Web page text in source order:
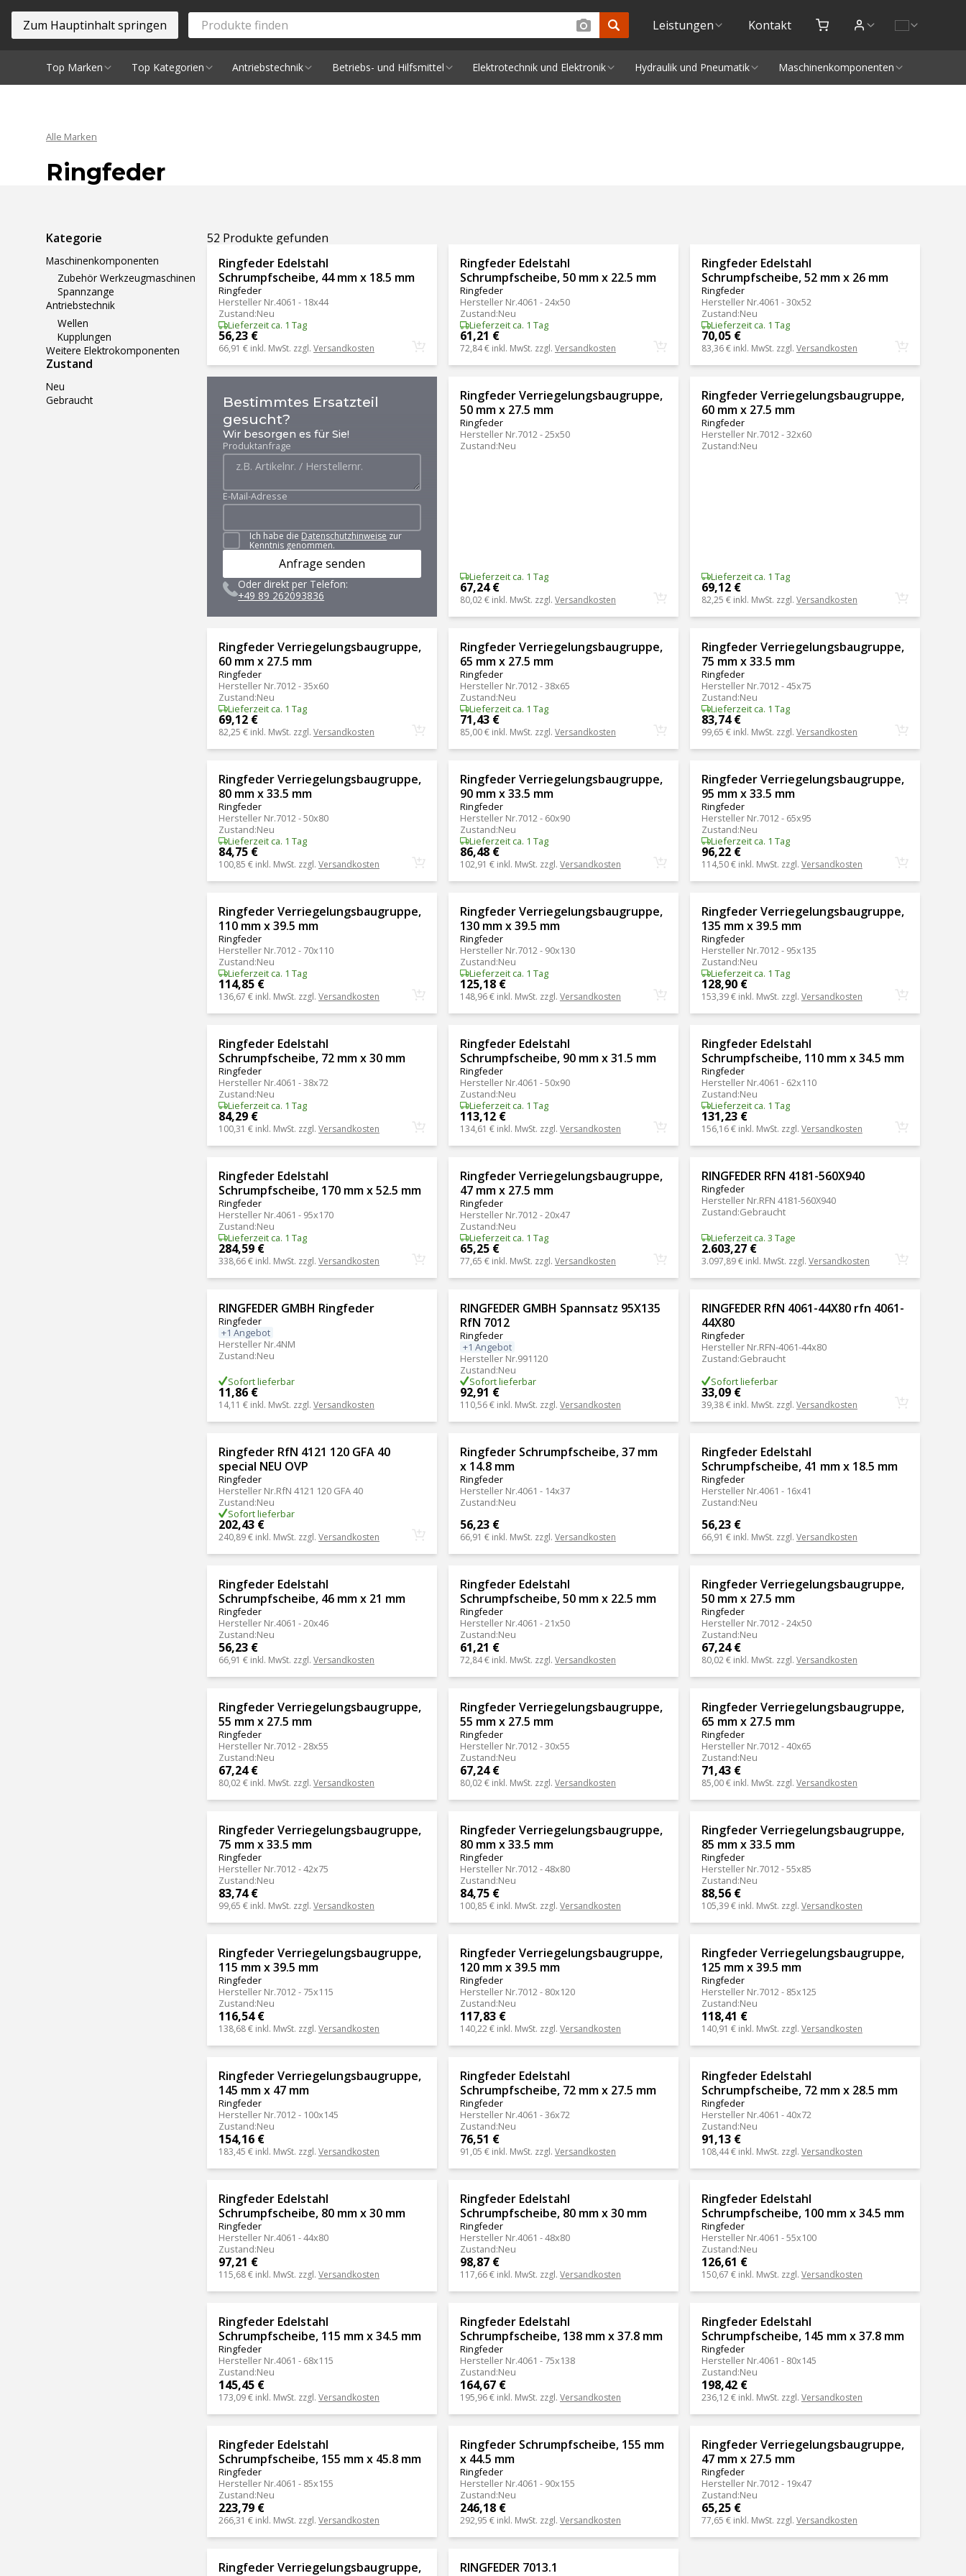
Zum Hauptinhalt springen Leistungen Kontakt
Top Marken Top Kategorien Antriebstechnik Betriebs- und Hilfsmittel Elektrotechnik und Elektronik Hydraulik und Pneumatik Maschinenkomponenten
Alle Marken
Ringfeder
Ergebnisse filtern
Kategorie
Maschinenkomponenten
Zubehör Werkzeugmaschinen
Spannzange
Antriebstechnik
Wellen
Kupplungen
Weitere Elektrokomponenten
Zustand
Neu
Gebraucht
52 Produkte gefunden
Ringfeder Edelstahl
Schrumpfscheibe, 44 mm x 18.5 mm
Ringfeder
Hersteller Nr.4061 - 18x44
Zustand:Neu
Lieferzeit ca. 1 Tag
56,23 €
66,91 € inkl. MwSt. zzgl. Versandkosten
Ringfeder Edelstahl
Schrumpfscheibe, 50 mm x 22.5 mm
Ringfeder
Hersteller Nr.4061 - 24x50
Zustand:Neu
Lieferzeit ca. 1 Tag
61,21 €
72,84 € inkl. MwSt. zzgl. Versandkosten
Ringfeder Edelstahl
Schrumpfscheibe, 52 mm x 26 mm
Ringfeder
Hersteller Nr.4061 - 30x52
Zustand:Neu
Lieferzeit ca. 1 Tag
70,05 €
83,36 € inkl. MwSt. zzgl. Versandkosten
Bestimmtes Ersatzteil
gesucht?
Wir besorgen es für Sie!
Produktanfrage
E-Mail-Adresse
Ich habe die Datenschutzhinweise zur
Kenntnis genommen.
Anfrage senden
Oder direkt per Telefon:
+49 89 262093836
Ringfeder Verriegelungsbaugruppe,
50 mm x 27.5 mm
Ringfeder
Hersteller Nr.7012 - 25x50
Zustand:Neu
Lieferzeit ca. 1 Tag
67,24 €
80,02 € inkl. MwSt. zzgl. Versandkosten
Ringfeder Verriegelungsbaugruppe,
60 mm x 27.5 mm
Ringfeder
Hersteller Nr.7012 - 32x60
Zustand:Neu
Lieferzeit ca. 1 Tag
69,12 €
82,25 € inkl. MwSt. zzgl. Versandkosten
Ringfeder Verriegelungsbaugruppe,
60 mm x 27.5 mm
Ringfeder
Hersteller Nr.7012 - 35x60
Zustand:Neu
Lieferzeit ca. 1 Tag
69,12 €
82,25 € inkl. MwSt. zzgl. Versandkosten
Ringfeder Verriegelungsbaugruppe,
65 mm x 27.5 mm
Ringfeder
Hersteller Nr.7012 - 38x65
Zustand:Neu
Lieferzeit ca. 1 Tag
71,43 €
85,00 € inkl. MwSt. zzgl. Versandkosten
Ringfeder Verriegelungsbaugruppe,
75 mm x 33.5 mm
Ringfeder
Hersteller Nr.7012 - 45x75
Zustand:Neu
Lieferzeit ca. 1 Tag
83,74 €
99,65 € inkl. MwSt. zzgl. Versandkosten
Ringfeder Verriegelungsbaugruppe,
80 mm x 33.5 mm
Ringfeder
Hersteller Nr.7012 - 50x80
Zustand:Neu
Lieferzeit ca. 1 Tag
84,75 €
100,85 € inkl. MwSt. zzgl. Versandkosten
Ringfeder Verriegelungsbaugruppe,
90 mm x 33.5 mm
Ringfeder
Hersteller Nr.7012 - 60x90
Zustand:Neu
Lieferzeit ca. 1 Tag
86,48 €
102,91 € inkl. MwSt. zzgl. Versandkosten
Ringfeder Verriegelungsbaugruppe,
95 mm x 33.5 mm
Ringfeder
Hersteller Nr.7012 - 65x95
Zustand:Neu
Lieferzeit ca. 1 Tag
96,22 €
114,50 € inkl. MwSt. zzgl. Versandkosten
Ringfeder Verriegelungsbaugruppe,
110 mm x 39.5 mm
Ringfeder
Hersteller Nr.7012 - 70x110
Zustand:Neu
Lieferzeit ca. 1 Tag
114,85 €
136,67 € inkl. MwSt. zzgl. Versandkosten
Ringfeder Verriegelungsbaugruppe,
130 mm x 39.5 mm
Ringfeder
Hersteller Nr.7012 - 90x130
Zustand:Neu
Lieferzeit ca. 1 Tag
125,18 €
148,96 € inkl. MwSt. zzgl. Versandkosten
Ringfeder Verriegelungsbaugruppe,
135 mm x 39.5 mm
Ringfeder
Hersteller Nr.7012 - 95x135
Zustand:Neu
Lieferzeit ca. 1 Tag
128,90 €
153,39 € inkl. MwSt. zzgl. Versandkosten
Ringfeder Edelstahl
Schrumpfscheibe, 72 mm x 30 mm
Ringfeder
Hersteller Nr.4061 - 38x72
Zustand:Neu
Lieferzeit ca. 1 Tag
84,29 €
100,31 € inkl. MwSt. zzgl. Versandkosten
Ringfeder Edelstahl
Schrumpfscheibe, 90 mm x 31.5 mm
Ringfeder
Hersteller Nr.4061 - 50x90
Zustand:Neu
Lieferzeit ca. 1 Tag
113,12 €
134,61 € inkl. MwSt. zzgl. Versandkosten
Ringfeder Edelstahl
Schrumpfscheibe, 110 mm x 34.5 mm
Ringfeder
Hersteller Nr.4061 - 62x110
Zustand:Neu
Lieferzeit ca. 1 Tag
131,23 €
156,16 € inkl. MwSt. zzgl. Versandkosten
Ringfeder Edelstahl
Schrumpfscheibe, 170 mm x 52.5 mm
Ringfeder
Hersteller Nr.4061 - 95x170
Zustand:Neu
Lieferzeit ca. 1 Tag
284,59 €
338,66 € inkl. MwSt. zzgl. Versandkosten
Ringfeder Verriegelungsbaugruppe,
47 mm x 27.5 mm
Ringfeder
Hersteller Nr.7012 - 20x47
Zustand:Neu
Lieferzeit ca. 1 Tag
65,25 €
77,65 € inkl. MwSt. zzgl. Versandkosten
RINGFEDER RFN 4181-560X940
Ringfeder
Hersteller Nr.RFN 4181-560X940
Zustand:Gebraucht
Lieferzeit ca. 3 Tage
2.603,27 €
3.097,89 € inkl. MwSt. zzgl. Versandkosten
RINGFEDER GMBH Ringfeder
Ringfeder
+1 Angebot
Hersteller Nr.4NM
Zustand:Neu
Sofort lieferbar
11,86 €
14,11 € inkl. MwSt. zzgl. Versandkosten
RINGFEDER GMBH Spannsatz 95X135
RfN 7012
Ringfeder
+1 Angebot
Hersteller Nr.991120
Zustand:Neu
Sofort lieferbar
92,91 €
110,56 € inkl. MwSt. zzgl. Versandkosten
RINGFEDER RfN 4061-44X80 rfn 4061-
44X80
Ringfeder
Hersteller Nr.RFN-4061-44x80
Zustand:Gebraucht
Sofort lieferbar
33,09 €
39,38 € inkl. MwSt. zzgl. Versandkosten
Ringfeder RfN 4121 120 GFA 40
special NEU OVP
Ringfeder
Hersteller Nr.RfN 4121 120 GFA 40
Zustand:Neu
Sofort lieferbar
202,43 €
240,89 € inkl. MwSt. zzgl. Versandkosten
Ringfeder Schrumpfscheibe, 37 mm
x 14.8 mm
Ringfeder
Hersteller Nr.4061 - 14x37
Zustand:Neu
56,23 €
66,91 € inkl. MwSt. zzgl. Versandkosten
Ringfeder Edelstahl
Schrumpfscheibe, 41 mm x 18.5 mm
Ringfeder
Hersteller Nr.4061 - 16x41
Zustand:Neu
56,23 €
66,91 € inkl. MwSt. zzgl. Versandkosten
Ringfeder Edelstahl
Schrumpfscheibe, 46 mm x 21 mm
Ringfeder
Hersteller Nr.4061 - 20x46
Zustand:Neu
56,23 €
66,91 € inkl. MwSt. zzgl. Versandkosten
Ringfeder Edelstahl
Schrumpfscheibe, 50 mm x 22.5 mm
Ringfeder
Hersteller Nr.4061 - 21x50
Zustand:Neu
61,21 €
72,84 € inkl. MwSt. zzgl. Versandkosten
Ringfeder Verriegelungsbaugruppe,
50 mm x 27.5 mm
Ringfeder
Hersteller Nr.7012 - 24x50
Zustand:Neu
67,24 €
80,02 € inkl. MwSt. zzgl. Versandkosten
Ringfeder Verriegelungsbaugruppe,
55 mm x 27.5 mm
Ringfeder
Hersteller Nr.7012 - 28x55
Zustand:Neu
67,24 €
80,02 € inkl. MwSt. zzgl. Versandkosten
Ringfeder Verriegelungsbaugruppe,
55 mm x 27.5 mm
Ringfeder
Hersteller Nr.7012 - 30x55
Zustand:Neu
67,24 €
80,02 € inkl. MwSt. zzgl. Versandkosten
Ringfeder Verriegelungsbaugruppe,
65 mm x 27.5 mm
Ringfeder
Hersteller Nr.7012 - 40x65
Zustand:Neu
71,43 €
85,00 € inkl. MwSt. zzgl. Versandkosten
Ringfeder Verriegelungsbaugruppe,
75 mm x 33.5 mm
Ringfeder
Hersteller Nr.7012 - 42x75
Zustand:Neu
83,74 €
99,65 € inkl. MwSt. zzgl. Versandkosten
Ringfeder Verriegelungsbaugruppe,
80 mm x 33.5 mm
Ringfeder
Hersteller Nr.7012 - 48x80
Zustand:Neu
84,75 €
100,85 € inkl. MwSt. zzgl. Versandkosten
Ringfeder Verriegelungsbaugruppe,
85 mm x 33.5 mm
Ringfeder
Hersteller Nr.7012 - 55x85
Zustand:Neu
88,56 €
105,39 € inkl. MwSt. zzgl. Versandkosten
Ringfeder Verriegelungsbaugruppe,
115 mm x 39.5 mm
Ringfeder
Hersteller Nr.7012 - 75x115
Zustand:Neu
116,54 €
138,68 € inkl. MwSt. zzgl. Versandkosten
Ringfeder Verriegelungsbaugruppe,
120 mm x 39.5 mm
Ringfeder
Hersteller Nr.7012 - 80x120
Zustand:Neu
117,83 €
140,22 € inkl. MwSt. zzgl. Versandkosten
Ringfeder Verriegelungsbaugruppe,
125 mm x 39.5 mm
Ringfeder
Hersteller Nr.7012 - 85x125
Zustand:Neu
118,41 €
140,91 € inkl. MwSt. zzgl. Versandkosten
Ringfeder Verriegelungsbaugruppe,
145 mm x 47 mm
Ringfeder
Hersteller Nr.7012 - 100x145
Zustand:Neu
154,16 €
183,45 € inkl. MwSt. zzgl. Versandkosten
Ringfeder Edelstahl
Schrumpfscheibe, 72 mm x 27.5 mm
Ringfeder
Hersteller Nr.4061 - 36x72
Zustand:Neu
76,51 €
91,05 € inkl. MwSt. zzgl. Versandkosten
Ringfeder Edelstahl
Schrumpfscheibe, 72 mm x 28.5 mm
Ringfeder
Hersteller Nr.4061 - 40x72
Zustand:Neu
91,13 €
108,44 € inkl. MwSt. zzgl. Versandkosten
Ringfeder Edelstahl
Schrumpfscheibe, 80 mm x 30 mm
Ringfeder
Hersteller Nr.4061 - 44x80
Zustand:Neu
97,21 €
115,68 € inkl. MwSt. zzgl. Versandkosten
Ringfeder Edelstahl
Schrumpfscheibe, 80 mm x 30 mm
Ringfeder
Hersteller Nr.4061 - 48x80
Zustand:Neu
98,87 €
117,66 € inkl. MwSt. zzgl. Versandkosten
Ringfeder Edelstahl
Schrumpfscheibe, 100 mm x 34.5 mm
Ringfeder
Hersteller Nr.4061 - 55x100
Zustand:Neu
126,61 €
150,67 € inkl. MwSt. zzgl. Versandkosten
Ringfeder Edelstahl
Schrumpfscheibe, 115 mm x 34.5 mm
Ringfeder
Hersteller Nr.4061 - 68x115
Zustand:Neu
145,45 €
173,09 € inkl. MwSt. zzgl. Versandkosten
Ringfeder Edelstahl
Schrumpfscheibe, 138 mm x 37.8 mm
Ringfeder
Hersteller Nr.4061 - 75x138
Zustand:Neu
164,67 €
195,96 € inkl. MwSt. zzgl. Versandkosten
Ringfeder Edelstahl
Schrumpfscheibe, 145 mm x 37.8 mm
Ringfeder
Hersteller Nr.4061 - 80x145
Zustand:Neu
198,42 €
236,12 € inkl. MwSt. zzgl. Versandkosten
Ringfeder Edelstahl
Schrumpfscheibe, 155 mm x 45.8 mm
Ringfeder
Hersteller Nr.4061 - 85x155
Zustand:Neu
223,79 €
266,31 € inkl. MwSt. zzgl. Versandkosten
Ringfeder Schrumpfscheibe, 155 mm
x 44.5 mm
Ringfeder
Hersteller Nr.4061 - 90x155
Zustand:Neu
246,18 €
292,95 € inkl. MwSt. zzgl. Versandkosten
Ringfeder Verriegelungsbaugruppe,
47 mm x 27.5 mm
Ringfeder
Hersteller Nr.7012 - 19x47
Zustand:Neu
65,25 €
77,65 € inkl. MwSt. zzgl. Versandkosten
Ringfeder Verriegelungsbaugruppe,
RINGFEDER 7013.1